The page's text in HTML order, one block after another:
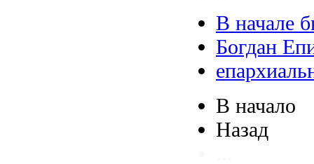
В начале
Богдан
В начало
Назад